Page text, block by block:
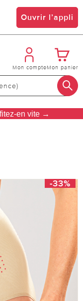
Ouvrir l’appli
Mon compteMon panier
en vite →
-33%